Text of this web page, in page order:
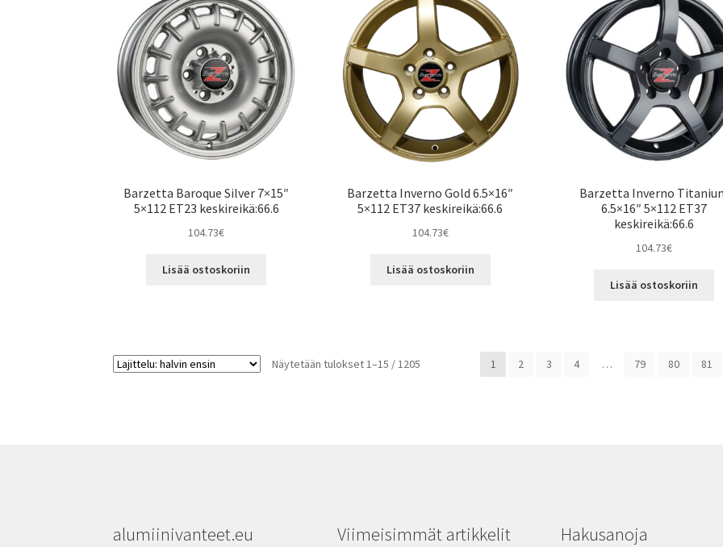
Barzetta Baroque Silver 7×15″
5×112 ET23 keskireikä:66.6
104.73€
Lisää ostoskoriin
Barzetta Inverno Gold 6.5×16″
5×112 ET37 keskireikä:66.6
104.73€
Lisää ostoskoriin
Barzetta Inverno
6.5×16″ 5×112 ET37
keskireikä:66.6
104.73€
Lisää ostoskoriin
Näytetään tulokset 1–15 / 1205 1 2 3 4 … 79 80 81
alumiinivanteet.eu Viimeisimmät artikkelit Hakusanoja